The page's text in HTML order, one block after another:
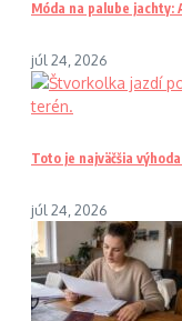
Móda na palube jachty:
júl 24, 2026
Toto je najväčšia
júl 24, 2026